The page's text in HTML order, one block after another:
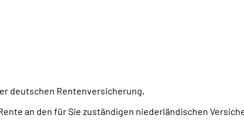
deutschen Rentenversicherung,
an den für Sie zuständigen niederländischen